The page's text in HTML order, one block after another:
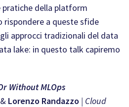
pratiche della platform
rispondere a queste sfide
approcci tradizionali del data
lake: in questo talk capiremo
Without MLOps
& Lorenzo Randazzo | Cloud